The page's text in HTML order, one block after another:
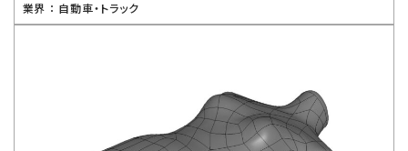
業界 ： 自動車・トラック